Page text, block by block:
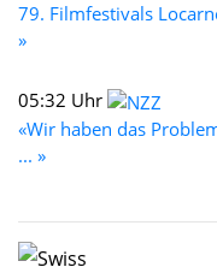
79. Filmfestivals
»
05:32 Uhr
«Wir haben das
... »